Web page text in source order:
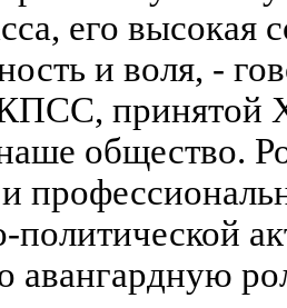
его высокая
и воля, -
принятой
общество.
авангардную